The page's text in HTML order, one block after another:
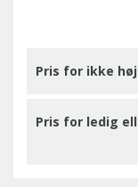
Pris for ikke
Pris for ledig